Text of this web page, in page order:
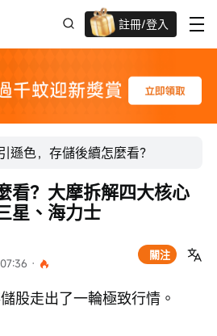
註冊/登入
迎新驚喜賞 股票/BTC等任你揀!
遜色，存儲後續怎麼看？
·
關注
看？大摩拆解四大核心
星、海力士
股走出了一輪極致行情。